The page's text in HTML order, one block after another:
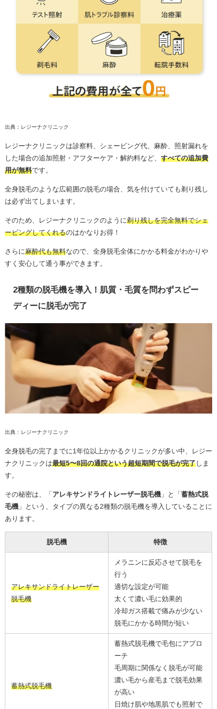
出典：レジーナクリニック
レジーナクリニックは診察料、シェービング代、麻酔、照射漏れを
した場合の追加照射・アフターケア・解約料など、 すべての追加費
用が無料です。
全身脱毛のような広範囲の脱毛の場合、気を付けていても剃り残し
は必ず出てしまいます。
そのため、レジーナクリニックのように剃り残しを完全無料でシェ
ービングしてくれるのはかなりお得！
さらに麻酔代も無料なので、全身脱毛全体にかかる料金がわかりや
すく安心して通う事ができます。
2種類の脱毛機を導入！肌質・毛質を問わずスピー
ディーに脱毛が完了
出典：レジーナクリニック
全身脱毛の完了までに1年位以上かかるクリニックが多い中、レジー
ナクリニックは最短5〜8回の通院という超短期間で脱毛が完了しま
す。
その秘密は、「アレキサンドライトレーザー脱毛機 」と「蓄熱式脱
毛機 」という、タイプの異なる2種類の脱毛機を導入していることに
あります。
脱毛機 特徴
アレキサンドライトレーザー
脱毛機
メラニンに反応させて脱毛を
行う
適切な設定が可能
太くて濃い毛に効果的
冷却ガス搭載で痛みが少ない
脱毛にかかる時間が短い
蓄熱式脱毛機
蓄熱式脱毛機で毛包にアプロ
ーチ
毛周期に関係なく脱毛が可能
濃い毛から産毛まで脱毛効果
が高い
日焼け肌や地黒肌でも照射で